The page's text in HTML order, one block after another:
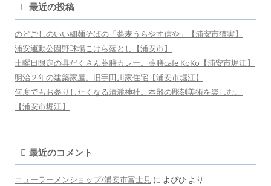
最近の投稿
のどごしのいい細麺そばの「蕎麦うらやす信や」【浦安市猫実】
浦安運動公園野球場こけら落とし【浦安市】
土曜日限定の具だくさん薬膳カレー。薬膳cafe KoKo【浦安市堀江】
明治２年の建築家屋。旧宇田川家住宅【浦安市堀江】
何度でもお参りしたくなる清瀧神社。本殿の彫刻美術を楽しむ。
【浦安市堀江】
最近のコメント
ニューラーメンショップ/浦安市富士見 に よぴひ より